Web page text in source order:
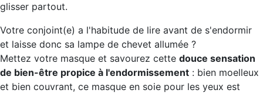
glisser partout.
Votre conjoint(e) a l'habitude de lire avant de s'endormir
et laisse donc sa lampe de chevet allumée ?
Mettez votre masque et savourez cette douce sensation
de bien-être propice à l'endormissement : bien moelleux
et bien couvrant, ce masque en soie pour les yeux est